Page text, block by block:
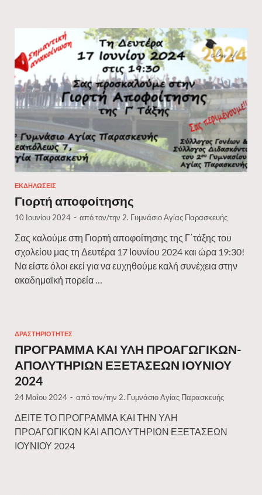
ΕΚΔΗΛΏΣΕΙΣ
Γιορτή αποφοίτησης
10 Ιουνίου 2024 - από τον/την 2. Γυμνάσιο Αγίας Παρασκευής
Σας καλούμε στη Γιορτή αποφοίτησης της Γ΄τάξης του
σχολείου μας τη Δευτέρα 17 Ιουνίου 2024 και ώρα 19:30!
Να είστε όλοι εκεί για να ευχηθούμε καλή συνέχεια στην
ακαδημαϊκή πορεία …
ΔΡΑΣΤΗΡΙΌΤΗΤΕΣ
ΠΡΟΓΡΑΜΜΑ ΚΑΙ ΥΛΗ ΠΡΟΑΓΩΓΙΚΩΝ-
ΑΠΟΛΥΤΗΡΙΩΝ ΕΞΕΤΑΣΕΩΝ ΙΟΥΝΙΟΥ
2024
24 Μαΐου 2024 - από τον/την 2. Γυμνάσιο Αγίας Παρασκευής
ΔΕΙΤΕ ΤΟ ΠΡΟΓΡΑΜΜΑ ΚΑΙ ΤΗΝ ΥΛΗ
ΠΡΟΑΓΩΓΙΚΩΝ ΚΑΙ ΑΠΟΛΥΤΗΡΙΩΝ ΕΞΕΤΑΣΕΩΝ
ΙΟΥΝΙΟΥ 2024